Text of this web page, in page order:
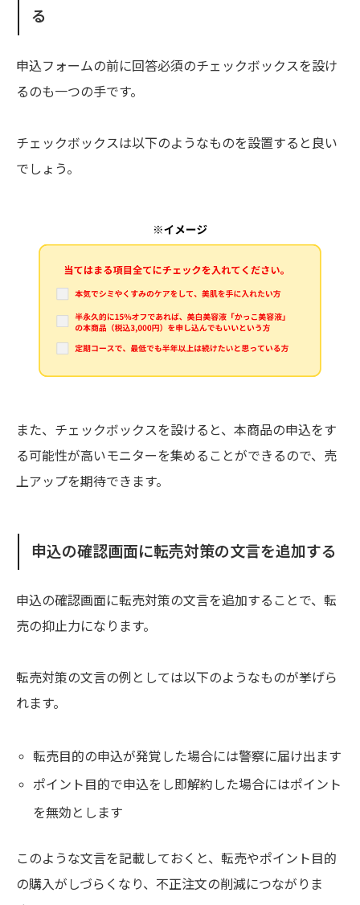
る
申込フォームの前に回答必須のチェックボックスを設け
るのも一つの手です。
チェックボックスは以下のようなものを設置すると良い
でしょう。
また、チェックボックスを設けると、本商品の申込をす
る可能性が高いモニターを集めることができるので、売
上アップを期待できます。
申込の確認画面に転売対策の文言を追加する
申込の確認画面に転売対策の文言を追加することで、転
売の抑止力になります。
転売対策の文言の例としては以下のようなものが挙げら
れます。
転売目的の申込が発覚した場合には警察に届け出ます
ポイント目的で申込をし即解約した場合にはポイント
を無効とします
このような文言を記載しておくと、転売やポイント目的
の購入がしづらくなり、不正注文の削減につながりま